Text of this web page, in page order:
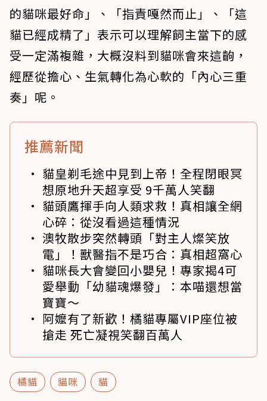
的貓咪最好命」、「指責嘎然而止」、「這
貓已經成精了」表示可以理解飼主當下的感
受一定滿複雜，大概沒料到貓咪會來這齣，
經歷從擔心、生氣轉化為心軟的「內心三重
奏」呢。
推薦新聞
貓皇剃毛途中見到上帝！全程閉眼冥
想原地升天超享受 9千萬人笑翻
貓頭鷹揮手向人類求救！真相讓全網
心碎：從沒看過這種情況
澳牧散步突然轉頭「對主人燦笑放
電」！獸醫指不是巧合：真相超窩心
貓咪長大會變回小嬰兒！專家揭4可
愛舉動「幼貓魂爆發」：本喵還想當
寶寶～
阿嬤有了新歡！橘貓專屬VIP座位被
搶走 死亡凝視笑翻百萬人
橘貓 貓咪 貓